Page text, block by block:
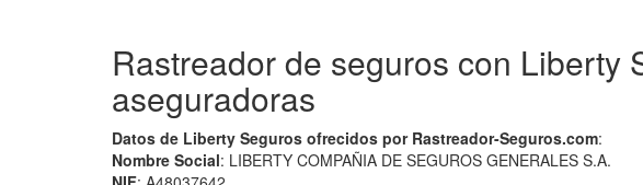
Rastreador de seguros con Liberty
aseguradoras
Datos de Liberty Seguros ofrecidos por Rastreador-Seguros.com:
Nombre Social: LIBERTY COMPAÑIA DE SEGUROS GENERALES S.A.